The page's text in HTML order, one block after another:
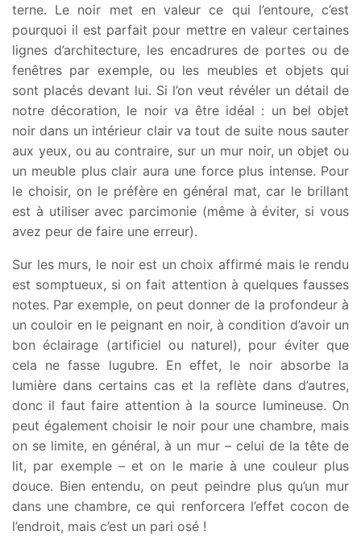
terne. Le noir met en valeur ce qui l’entoure, c’est
pourquoi il est parfait pour mettre en valeur certaines
lignes d’architecture, les encadrures de portes ou de
fenêtres par exemple, ou les meubles et objets qui
sont placés devant lui. Si l’on veut révéler un détail de
notre décoration, le noir va être idéal : un bel objet
noir dans un intérieur clair va tout de suite nous sauter
aux yeux, ou au contraire, sur un mur noir, un objet ou
un meuble plus clair aura une force plus intense. Pour
le choisir, on le préfère en général mat, car le brillant
est à utiliser avec parcimonie (même à éviter, si vous
avez peur de faire une erreur).
Sur les murs, le noir est un choix affirmé mais le rendu
est somptueux, si on fait attention à quelques fausses
notes. Par exemple, on peut donner de la profondeur à
un couloir en le peignant en noir, à condition d’avoir un
bon éclairage (artificiel ou naturel), pour éviter que
cela ne fasse lugubre. En effet, le noir absorbe la
lumière dans certains cas et la reflète dans d’autres,
donc il faut faire attention à la source lumineuse. On
peut également choisir le noir pour une chambre, mais
on se limite, en général, à un mur – celui de la tête de
lit, par exemple – et on le marie à une couleur plus
douce. Bien entendu, on peut peindre plus qu’un mur
dans une chambre, ce qui renforcera l’effet cocon de
l’endroit, mais c’est un pari osé !